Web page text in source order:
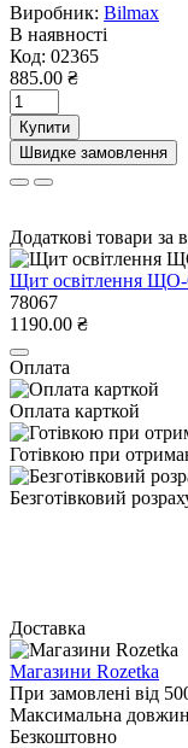
Виробник: Bilmax
В наявності
Код: 02365
885.00 ₴
Купити
Швидке замовлення
Додаткові товари за
Щит освітлення ЩО-
78067
1190.00 ₴
Оплата
Оплата карткой
Готівкою при
Безготівковий
Доставка
Магазини Rozetka
При замовлені від
Максимальна
Безкоштовно